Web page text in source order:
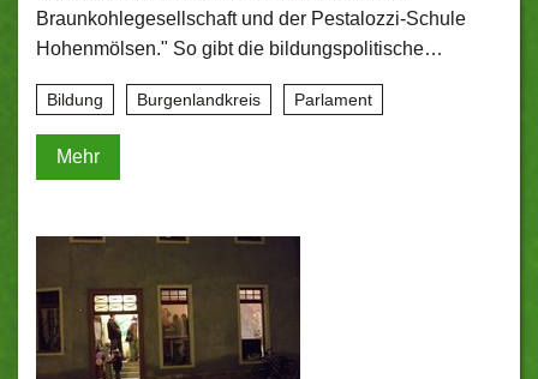
Braunkohlegesellschaft und der Pestalozzi-Schule
Hohenmölsen." So gibt die bildungspolitische…
Bildung Burgenlandkreis Parlament
Mehr